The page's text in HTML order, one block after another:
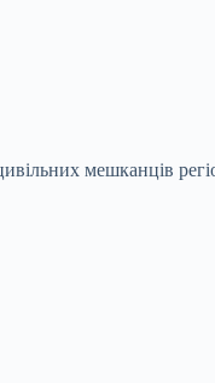
мешканців